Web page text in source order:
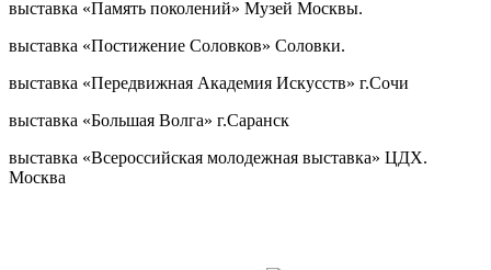
выставка «Память поколений» Музей Москвы.
выставка «Постижение Соловков» Соловки.
выставка «Передвижная Академия Искусств» г.Сочи
выставка «Большая Волга» г.Саранск
выставка «Всероссийская молодежная выставка» ЦДХ.
Москва